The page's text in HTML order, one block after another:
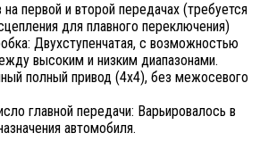
на первой и второй передачах (требуется
для плавного переключения)
Двухступенчатая, с возможностью
высоким и низким диапазонами.
полный привод (4x4), без межосевого
главной передачи: Варьировалось в
автомобиля.